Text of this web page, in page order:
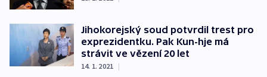
Jihokorejský soud potvrdil trest pro
exprezidentku. Pak Kun-hje má
strávit ve vězení 20 let
14. 1. 2021 |